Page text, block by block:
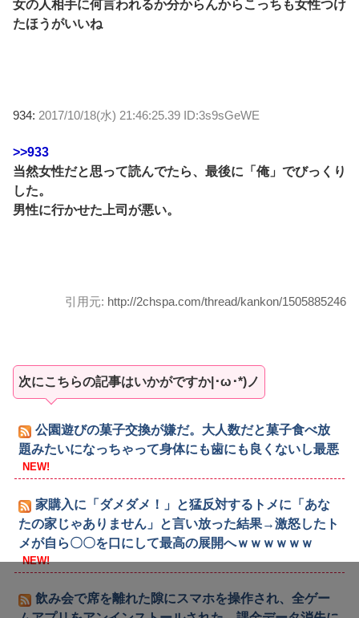
女の人相手に何言われるか分からんからこっちも女性つけ
たほうがいいね
934: 2017/10/18(水) 21:46:25.39 ID:3s9sGeWE
>>933
当然女性だと思って読んでたら、最後に「俺」でびっくり
した。
男性に行かせた上司が悪い。
引用元: http://2chspa.com/thread/kankon/1505885246
次にこちらの記事はいかがですか|･ω･*)ノ
公園遊びの菓子交換が嫌だ。大人数だと菓子食べ放
題みたいになっちゃって身体にも歯にも良くないし最悪
NEW!
家購入に「ダメダメ！」と猛反対するトメに「あな
たの家じゃありません」と言い放った結果→激怒したト
メが自ら〇〇を口にして最高の展開へｗｗｗｗｗｗ
NEW!
飲み会で席を離れた隙にスマホを操作され、全ゲー